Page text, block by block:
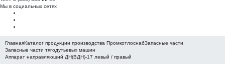
Мы в социальных сетях
ГлавнаяКаталог продукции производства ПромкотлоснабЗапасные части
Запасные части тягодутьевых машин
Аппарат направляющий ДН(ВДН)-17 левый / правый